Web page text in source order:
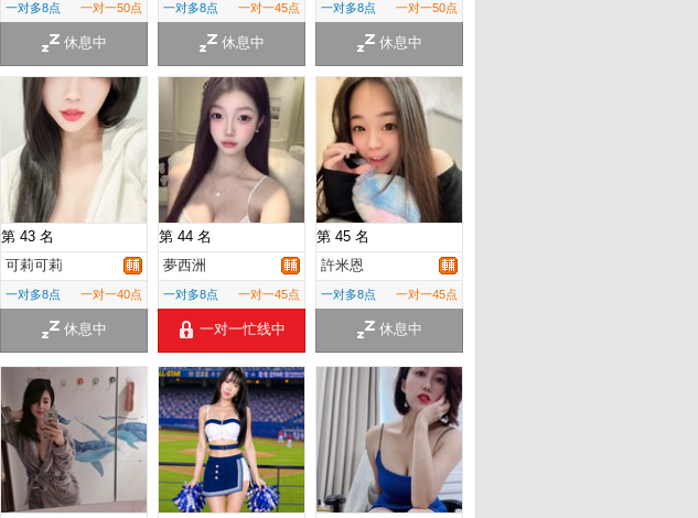
一对多8点 一对一50点
休息中
一对多8点 一对一45点
休息中
一对多8点 一对一50点
休息中
第 43 名
可莉可莉
一对多8点 一对一40点
休息中
第 44 名
夢西洲
一对多8点 一对一45点
一对一忙线中
第 45 名
許米恩
一对多8点 一对一45点
休息中